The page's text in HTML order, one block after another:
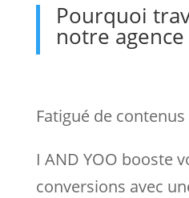
Pourquoi
notre agence
Fatigué de
I AND YOO booste
conversions avec